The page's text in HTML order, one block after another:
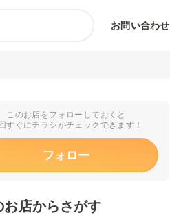
お問い合わせ
このお店をフォローしておくと
すぐにチラシがチェックできます！
フォロー
お店からさがす